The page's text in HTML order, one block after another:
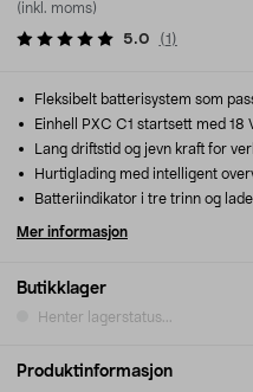
(inkl. moms)
5.0 (1 )
Butikklager
Henter lagerstatus...
Fleksibelt batterisystem som
Einhell PXC C1 startsett med 18
Lang driftstid og jevn kraft for
Hurtiglading med intelligent
Batteriindikator i tre trinn og
Mer informasjon
Produktinformasjon